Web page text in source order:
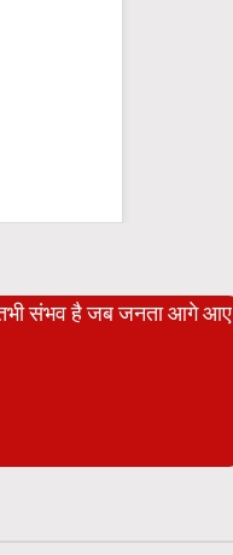
तभी संभव है जब जनता आगे आए